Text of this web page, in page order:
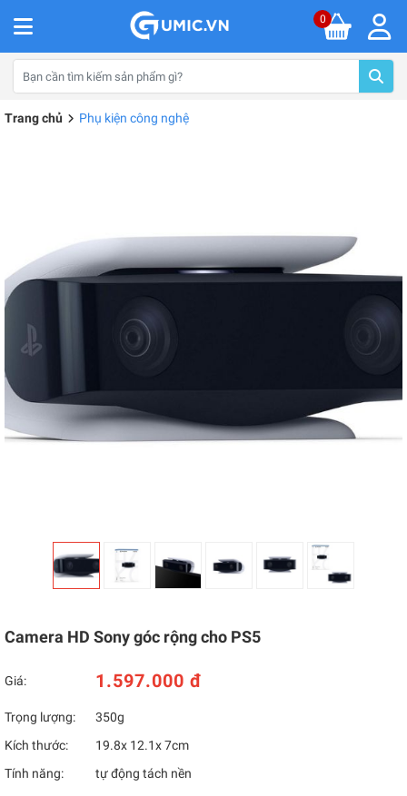
0
Trang chủ Phụ kiện công nghệ
Camera HD Sony góc rộng cho PS5
Giá: 1.597.000 đ
Trọng lượng:
350g
Kích thước:
19.8x 12.1x 7cm
Tính năng:
tự động tách nền